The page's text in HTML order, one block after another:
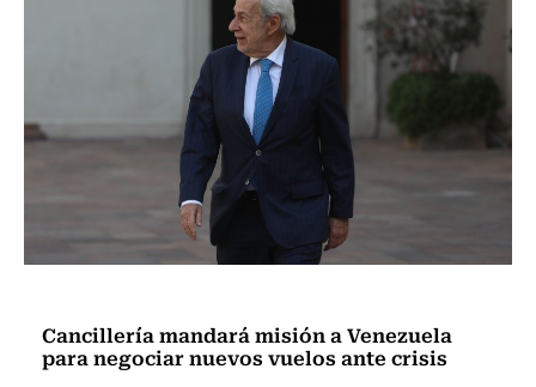
Cancillería mandará misión a Venezuela
para negociar nuevos vuelos ante crisis